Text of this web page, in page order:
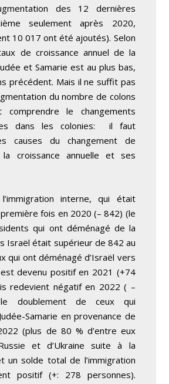
des 12 dernières
seulement après 2020,
10 017 ont été ajoutés). Selon
de croissance annuel de la
et Samarie est au plus bas,
précédent. Mais il ne suffit pas
du nombre de colons
comprendre le changements
dans les colonies: il faut
causes du changement de
la croissance annuelle et ses
interne, qui était
fois en 2020 (– 842) (le
qui ont déménagé de la
Israël était supérieur de 842 au
qui ont déménagé d’Israël vers
devenu positif en 2021 (+74
redevient négatif en 2022 ( –
doublement de ceux qui
Samarie en provenance de
(plus de 80 % d’entre eux
et d’Ukraine suite à la
un solde total de l’immigration
positif (+: 278 personnes).